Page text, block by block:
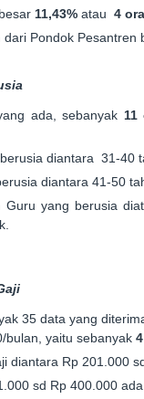
11,43% atau 4
dari Pondok Pesantren
ada, sebanyak 11
diantara 31-40
diantara 41-50
Guru yang berusia
35 data yang
bulan, yaitu sebanyak
diantara Rp 201.000
sd Rp 400.000